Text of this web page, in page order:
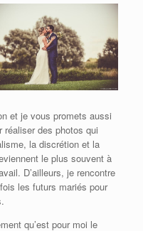
et je vous promets aussi
réaliser des photos qui
la discrétion et la
le plus souvent à
D’ailleurs, je rencontre
les futurs mariés pour
qu’est pour moi le